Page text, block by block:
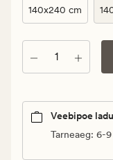
140x240 cm
Kogus
Veebipoe
Tarneaeg: 6-